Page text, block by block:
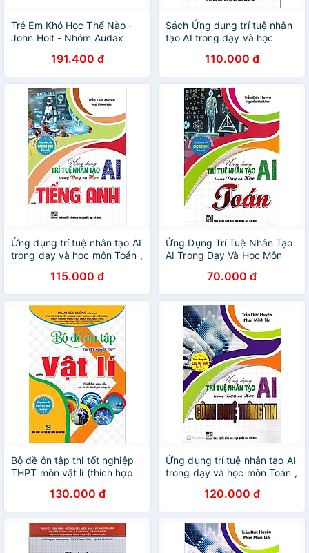
Trẻ Em Khó Học Thế Nào -
John Holt - Nhóm Audax
191.400 đ
Sách Ứng dụng trí tuệ nhân
tạo AI trong dạy và học
sinh) - HA110.000 đ
Ứng dụng trí tuệ nhân tạo AI
trong dạy và học môn Toán ,
KHTN (HA)115.000 đ
Ứng Dụng Trí Tuệ Nhân Tạo
AI Trong Dạy Và Học Môn
Và Học Sinh - Dùng Chung
Cho Các Bộ SGK) (HA)
70.000 đ
Bộ đề ôn tập thi tốt nghiệp
THPT môn vật lí (thích hợp
năng lực) - HA130.000 đ
Ứng dụng trí tuệ nhân tạo AI
trong dạy và học môn Toán ,
120.000 đ